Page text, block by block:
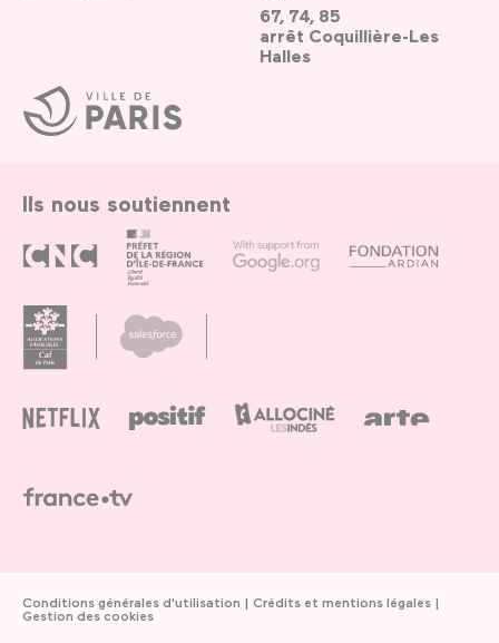
Ville
de
Paris
67, 74, 85
arrêt Coquillière-Les
Halles
Ils nous soutiennent
Conditions générales d'utilisation
Crédits et mentions légales
Gestion des cookies